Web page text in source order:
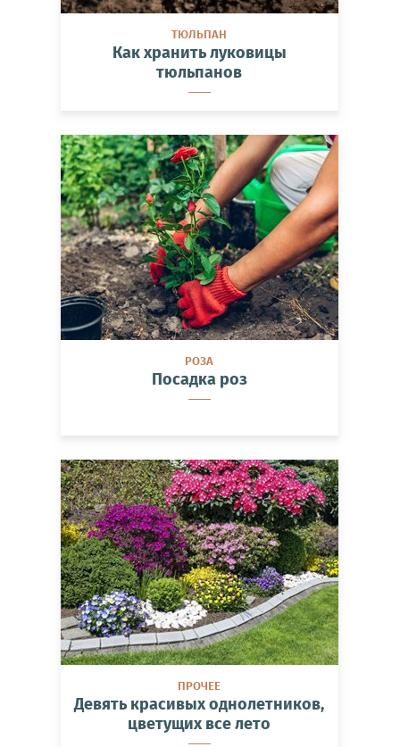
ТЮЛЬПАН
Как хранить луковицы
тюльпанов
РОЗА
Посадка роз
ПРОЧЕЕ
Девять красивых однолетников,
цветущих все лето